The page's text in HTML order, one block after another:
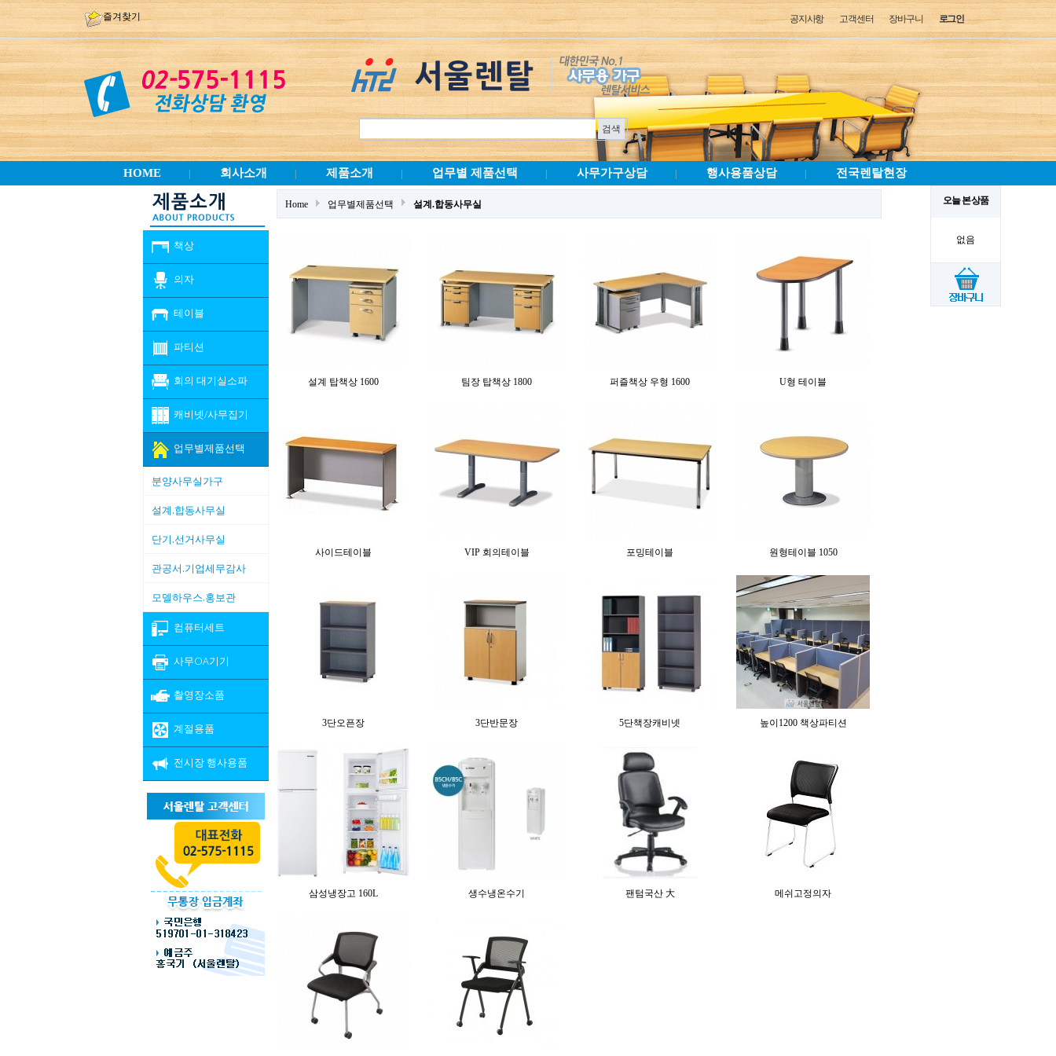
즐겨찾기 로그인
장바구니
고객센터
공지사항
HOME 회사소개 제품소개 업무별 제품선택 사무가구상담 행사용품상담 전국렌탈현장
오늘 본 상품
없음
책상
의자
테이블
파티션
회의 대기실소파
캐비넷/사무집기
업무별제품선택
분양사무실가구
설계.합동사무실
단기.선거사무실
관공서.기업세무감사
모델하우스.홍보관
컴퓨터세트
사무OA기기
촬영장소품
계절용품
전시장 행사용품
Home 업무별제품선택 설계.합동사무실
설계 탑책상 1600 팀장 탑책상 1800 퍼즐책상 우형 1600 U형 테이블
사이드테이블 VIP 회의테이블 포밍테이블 원형테이블 1050
3단오픈장 3단반문장 5단책장캐비넷 높이1200 책상파티션
삼성냉장고 160L 생수냉온수기 팬텀국산 大 메쉬고정의자